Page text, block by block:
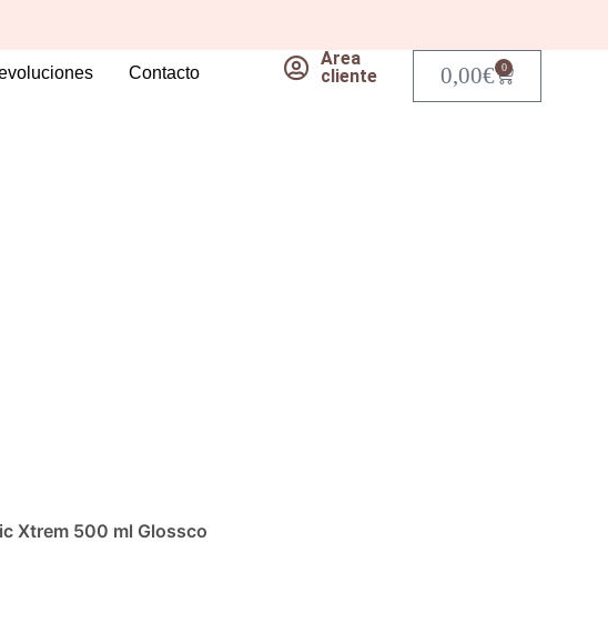
Contacto
Area
cliente
0,00€ 0
Carrito
Xtrem 500 ml Glossco